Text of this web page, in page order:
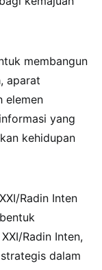
membangun
aparat
elemen
yang
kehidupan
Radin Inten
Radin Inten,
dalam